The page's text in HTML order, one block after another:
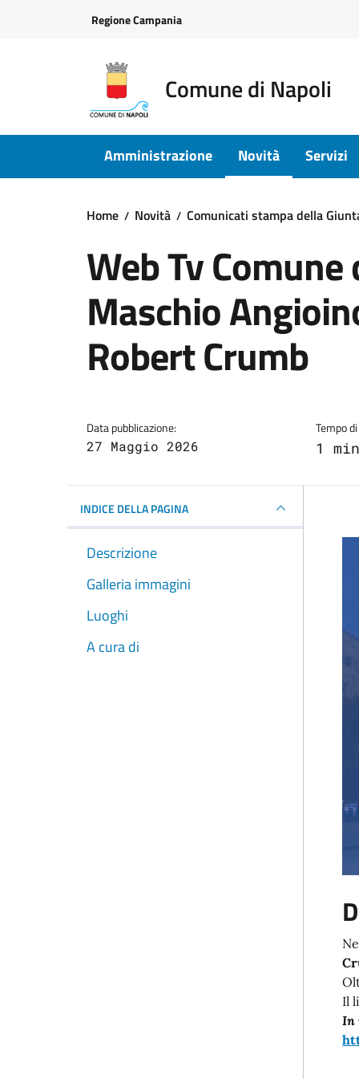
Regione Campania
Comune di Napoli
Amministrazione Novità Servizi
Home Novità Comunicati stampa della
Web Tv
Maschio
Robert Crumb
Data pubblicazione:
27 Maggio 2026
Tempo
1 min
INDICE DELLA PAGINA
Descrizione
Galleria immagini
Luoghi
A cura di
Il
In